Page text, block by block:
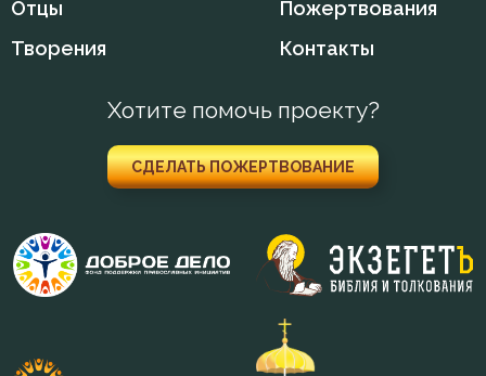
Отцы
Творения
Пожертвования
Контакты
Хотите помочь проекту?
СДЕЛАТЬ ПОЖЕРТВОВАНИЕ